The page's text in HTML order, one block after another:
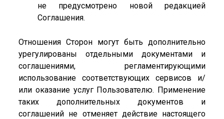
не предусмотрено новой редакцией
Соглашения.
Отношения Сторон могут быть дополнительно
урегулированы отдельными документами и
соглашениями, регламентирующими
использование соответствующих сервисов и/
или оказание услуг Пользователю. Применение
таких дополнительных документов и
соглашений не отменяет действие настоящего